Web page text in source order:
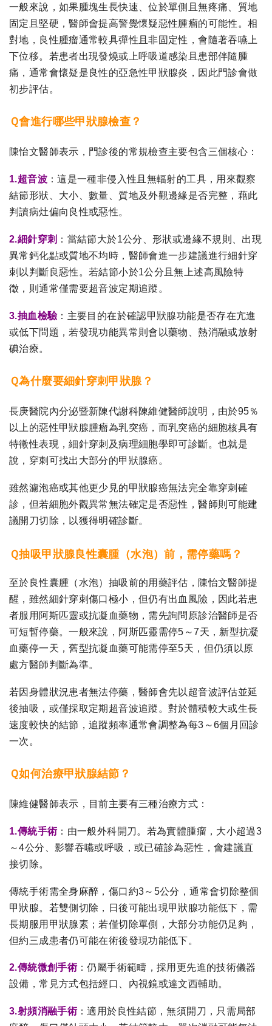
一般來說，如果腫塊生長快速、位於單側且無疼痛、質地
固定且堅硬，醫師會提高警覺懷疑惡性腫瘤的可能性。相
對地，良性腫瘤通常較具彈性且非固定性，會隨著吞嚥上
下位移。若患者出現發燒或上呼吸道感染且患部伴隨腫
痛，通常會懷疑是良性的亞急性甲狀腺炎，因此門診會做
初步評估。
Ｑ會進行哪些甲狀腺檢查？
陳怡文醫師表示，門診後的常規檢查主要包含三個核心：
1.超音波：這是一種非侵入性且無輻射的工具，用來觀察
結節形狀、大小、數量、質地及外觀邊緣是否完整，藉此
判讀病灶偏向良性或惡性。
2.細針穿刺 ：當結節大於1公分、形狀或邊緣不規則、出現
異常鈣化點或質地不均時，醫師會進一步建議進行細針穿
刺以判斷良惡性。若結節小於1公分且無上述高風險特
徵，則通常僅需要超音波定期追蹤。
3.抽血檢驗：主要目的在於確認甲狀腺功能是否存在亢進
或低下問題，若發現功能異常則會以藥物、熱消融或放射
碘治療。
Ｑ為什麼要細針穿刺甲狀腺？
長庚醫院內分泌暨新陳代謝科陳維健醫師說明，由於95％
以上的惡性甲狀腺腫瘤為乳突癌，而乳突癌的細胞核具有
特徵性表現，細針穿刺及病理細胞學即可診斷。也就是
說，穿刺可找出大部分的甲狀腺癌。
雖然濾泡癌或其他更少見的甲狀腺癌無法完全靠穿刺確
診，但若細胞外觀異常無法確定是否惡性，醫師則可能建
議開刀切除，以獲得明確診斷。
Ｑ抽吸甲狀腺良性囊腫（水泡）前，需停藥嗎？
至於良性囊腫（水泡）抽吸前的用藥評估，陳怡文醫師提
醒，雖然細針穿刺傷口極小，但仍有出血風險，因此若患
者服用阿斯匹靈或抗凝血藥物，需先詢問原診治醫師是否
可短暫停藥。一般來說，阿斯匹靈需停5～7天，新型抗凝
血藥停一天，舊型抗凝血藥可能需停至5天，但仍須以原
處方醫師判斷為準。
若因身體狀況患者無法停藥，醫師會先以超音波評估並延
後抽吸，或僅採取定期超音波追蹤。對於體積較大或生長
速度較快的結節，追蹤頻率通常會調整為每3～6個月回診
一次。
Ｑ如何治療甲狀腺結節？
陳維健醫師表示，目前主要有三種治療方式：
1.傳統手術：由一般外科開刀。若為實體腫瘤，大小超過3
～4公分、影響吞嚥或呼吸，或已確診為惡性，會建議直
接切除。
傳統手術需全身麻醉，傷口約3～5公分，通常會切除整個
甲狀腺。若雙側切除，日後可能出現甲狀腺功能低下，需
長期服用甲狀腺素；若僅切除單側，大部分功能仍足夠，
但約三成患者仍可能在術後發現功能低下。
2.傳統微創手術：仍屬手術範疇，採用更先進的技術儀器
設備，常見方式包括經口、內視鏡或達文西輔助。
3.射頻消融手術：適用於良性結節，無須開刀，只需局部